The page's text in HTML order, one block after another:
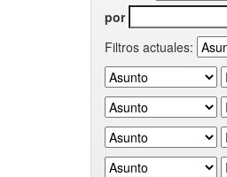
por
Filtros actuales: